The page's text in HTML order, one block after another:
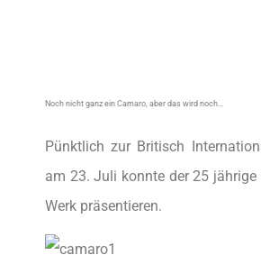
Noch nicht ganz ein Camaro, aber das wird noch…
Pünktlich zur Britisch
am 23. Juli konnte der 25
Werk präsentieren.